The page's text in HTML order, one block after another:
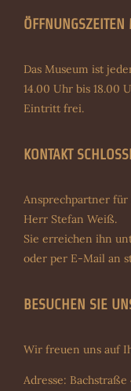
ÖFFNUNGSZEITEN
Das Museum ist
14.00 Uhr bis 18.00
Eintritt frei.
KONTAKT
Ansprechpartner für
Herr Stefan Weiß.
Sie erreichen ihn
oder per E-Mail an
BESUCHEN SIE
Wir freuen uns auf
Adresse: Bachstraße